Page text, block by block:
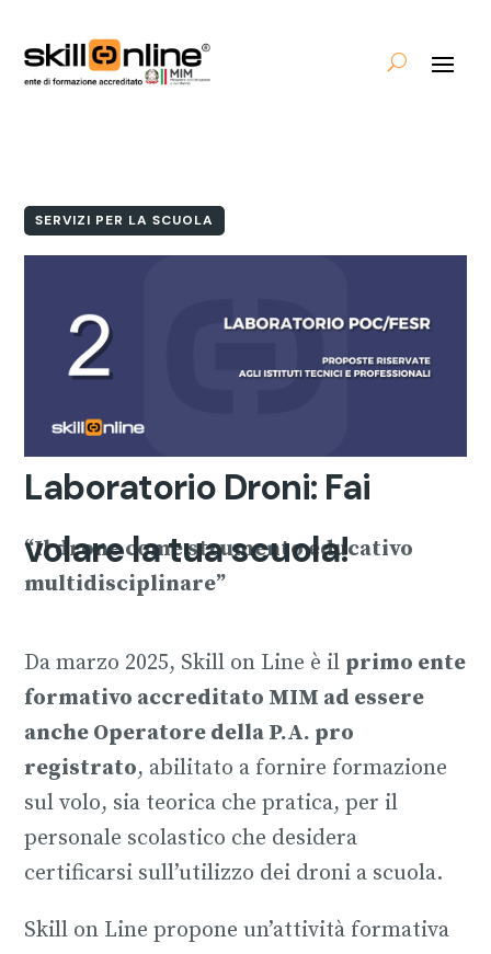
SERVIZI PER LA SCUOLA
Laboratorio Droni: Fai
volare la tua scuola!
“Il drone come strumento educativo
multidisciplinare”
Da marzo 2025, Skill on Line è il primo ente
formativo accreditato MIM ad essere
anche Operatore della P.A. pro
registrato, abilitato a fornire formazione
sul volo, sia teorica che pratica, per il
personale scolastico che desidera
certificarsi sull’utilizzo dei droni a scuola.
Skill on Line propone un’attività formativa